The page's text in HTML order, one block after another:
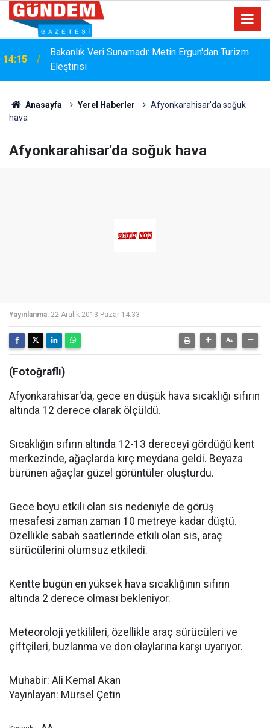
14:15
Bakanlık Veri Sunamadı: Metin Ergun'dan Turizm
Eleştirisi
Anasayfa Yerel Haberler
Afyonkarahisar'da soğuk
hava
Afyonkarahisar'da soğuk hava
Yayınlanma: 22 Aralık 2013 Pazar 14:33
(Fotoğraflı)
Afyonkarahisar'da, gece en düşük hava sıcaklığı sıfırın
altında 12 derece olarak ölçüldü.
Sıcaklığın sıfırın altında 12-13 dereceyi gördüğü kent
merkezinde, ağaçlarda kırç meydana geldi. Beyaza
bürünen ağaçlar güzel görüntüler oluşturdu.
Gece boyu etkili olan sis nedeniyle de görüş
mesafesi zaman zaman 10 metreye kadar düştü.
Özellikle sabah saatlerinde etkili olan sis, araç
sürücülerini olumsuz etkiledi.
Kentte bugün en yüksek hava sıcaklığının sıfırın
altında 2 derece olması bekleniyor.
Meteoroloji yetkilileri, özellikle araç sürücüleri ve
çiftçileri, buzlanma ve don olaylarına karşı uyarıyor.
Muhabir: Ali Kemal Akan
Yayınlayan: Mürsel Çetin